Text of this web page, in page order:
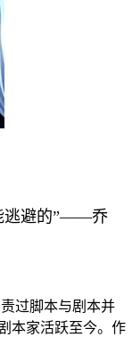
逃避的”——乔
过脚本与剧本并
本家活跃至今。作